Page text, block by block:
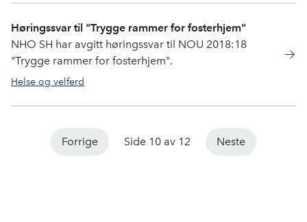
Høringssvar til "Trygge rammer for fosterhjem"
NHO SH har avgitt høringssvar til NOU 2018:18
"Trygge rammer for fosterhjem".
Helse og velferd
Forrige Side 10 av 12 Neste